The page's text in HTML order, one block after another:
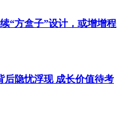
“方盒子”设计，或增增程
后隐忧浮现 成长价值待考